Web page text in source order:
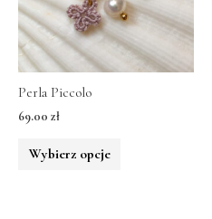
Perla Piccolo
69.00 zł
Wybierz opcje